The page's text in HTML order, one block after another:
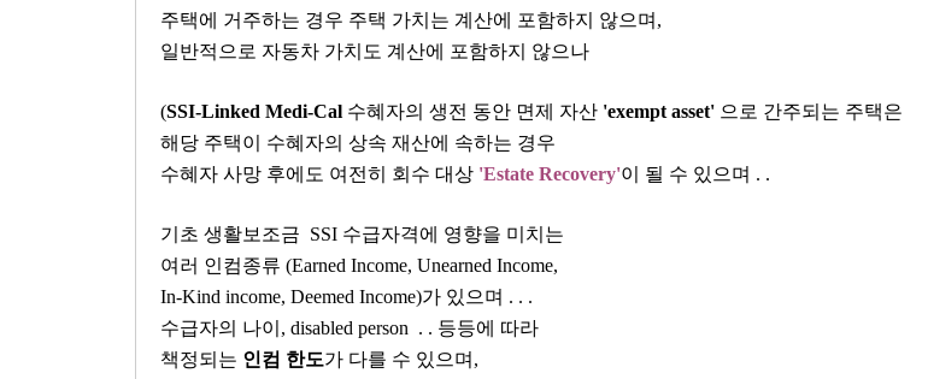
주택에 거주하는 경우 주택 가치는 계산에 포함하지 않으며,
일반적으로 자동차 가치도 계산에 포함하지 않으나
(SSI-Linked Medi-Cal 수혜자의 생전 동안 면제 자산 'exempt asset' 으로 간주되는 주택은
해당 주택이 수혜자의 상속 재산에 속하는 경우
수혜자 사망 후에도 여전히 회수 대상 'Estate Recovery'이 될 수 있으며 . .
기초 생활보조금 SSI 수급자격에 영향을 미치는
여러 인컴종류 (Earned Income, Unearned Income,
In-Kind income, Deemed Income)가 있으며 . . .
수급자의 나이, disabled person . . 등등에 따라
책정되는 인컴 한도가 다를 수 있으며,